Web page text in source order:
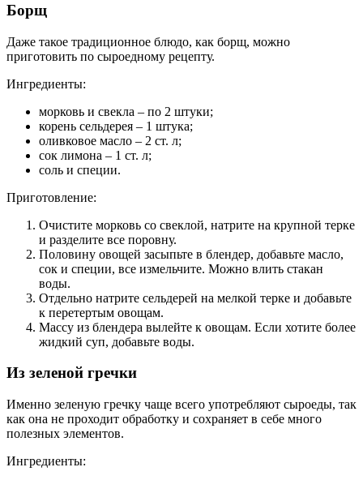
Борщ
Даже такое традиционное блюдо, как борщ, можно
приготовить по сыроедному рецепту.
Ингредиенты:
морковь и свекла – по 2 штуки;
корень сельдерея – 1 штука;
оливковое масло – 2 ст. л;
сок лимона – 1 ст. л;
соль и специи.
Приготовление:
Очистите морковь со свеклой, натрите на крупной терке
и разделите все поровну.
Половину овощей засыпьте в блендер, добавьте масло,
сок и специи, все измельчите. Можно влить стакан
воды.
Отдельно натрите сельдерей на мелкой терке и добавьте
к перетертым овощам.
Массу из блендера вылейте к овощам. Если хотите более
жидкий суп, добавьте воды.
Из зеленой гречки
Именно зеленую гречку чаще всего употребляют сыроеды, так
как она не проходит обработку и сохраняет в себе много
полезных элементов.
Ингредиенты: